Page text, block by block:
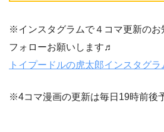
※インスタグラムで４コマ更新のお
フォローお願いします♬
トイプードルの虎太郎インスタグラ
※4コマ漫画の更新は毎日19時前後